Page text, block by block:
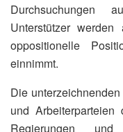
Durchsuchungen
Unterstützer
oppositionelle
einnimmt.
Die
und
Regierungen